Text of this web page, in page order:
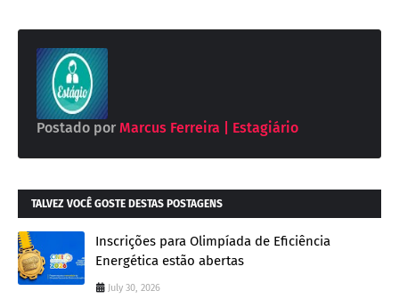
Postado por Marcus Ferreira | Estagiário
TALVEZ VOCÊ GOSTE DESTAS POSTAGENS
Inscrições para Olimpíada de Eficiência
Energética estão abertas
July 30, 2026